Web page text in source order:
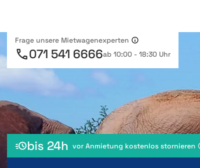
Frage unsere Mietwagenexperten
071 541 6666ab 10:00 - 18:30 Uhr
bis 24h vor Anmietung kostenlos stornieren